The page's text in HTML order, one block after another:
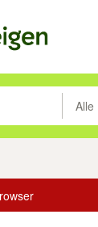
drückenAlle